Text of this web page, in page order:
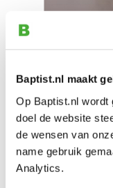
Baptist.nl maakt
Op Baptist.nl wordt
doel de website
de wensen van
name gebruik
Analytics.
Yvonne van der
alias
glasgraveerset en
glasgravure "Color
zij tevens een